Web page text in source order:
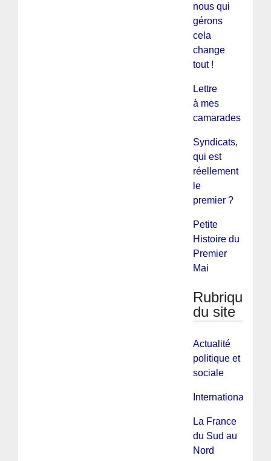
nous qui
gérons
cela
change
tout !
Lettre
à mes
camarades
Syndicats,
qui est
réellement
le
premier ?
Petite
Histoire du
Premier
Mai
Rubriques
du site
Actualité
politique et
sociale
International
La France
du Sud au
Nord